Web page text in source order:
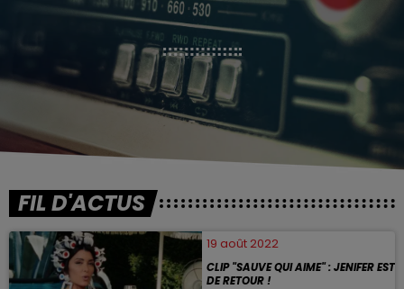
FIL D'ACTUS
19 août 2022
CLIP "SAUVE QUI AIME" : JENIFER EST
DE RETOUR !